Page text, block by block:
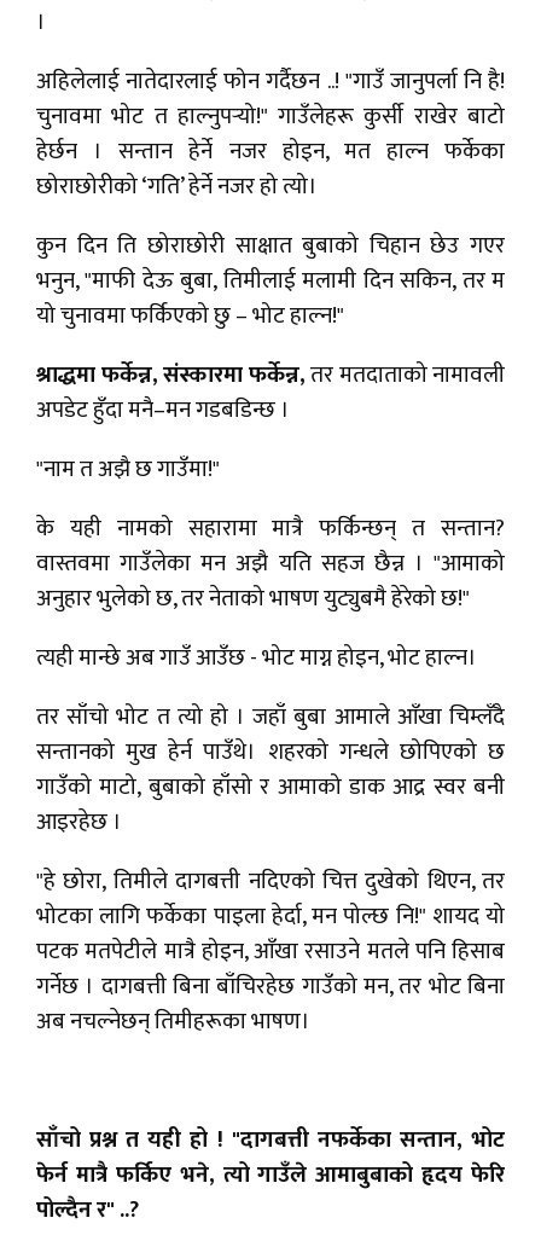
।
अहिलेलाई नातेदारलाई फोन गर्दैछन ..! "गाउँ जानुपर्ला नि है!
चुनावमा भोट त हाल्नुपर्‍यो!" गाउँलेहरू कुर्सी राखेर बाटो
हेर्छन । सन्तान हेर्ने नजर होइन, मत हाल्न फर्केका
छोराछोरीको ‘गति’ हेर्ने नजर हो त्यो।
कुन दिन ति छोराछोरी साक्षात बुबाको चिहान छेउ गएर
भनुन, "माफी देऊ बुबा, तिमीलाई मलामी दिन सकिन, तर म
यो चुनावमा फर्किएको छु – भोट हाल्न!"
श्राद्धमा फर्केन्न, संस्कारमा फर्केन्न,तर मतदाताको नामावली
अपडेट हुँदा मनै–मन गडबडिन्छ ।
"नाम त अझै छ गाउँमा!"
के यही नामको सहारामा मात्रै फर्किन्छन् त सन्तान?
वास्तवमा गाउँलेका मन अझै यति सहज छैन्न । "आमाको
अनुहार भुलेको छ, तर नेताको भाषण युट्युबमै हेरेको छ!"
त्यही मान्छे अब गाउँ आउँछ - भोट माग्न होइन, भोट हाल्न।
तर साँचो भोट त त्यो हो । जहाँ बुबा आमाले आँखा चिम्लँदै
सन्तानको मुख हेर्न पाउँथे। शहरको गन्धले छोपिएको छ
गाउँको माटो, बुबाको हाँसो र आमाको डाक आद्र स्वर बनी
आइरहेछ ।
"हे छोरा, तिमीले दागबत्ती नदिएको चित्त दुखेको थिएन, तर
भोटका लागि फर्केका पाइला हेर्दा, मन पोल्छ नि!" शायद यो
पटक मतपेटीले मात्रै होइन, आँखा रसाउने मतले पनि हिसाब
गर्नेछ । दागबत्ती बिना बाँचिरहेछ गाउँको मन, तर भोट बिना
अब नचल्नेछन् तिमीहरूका भाषण।
साँचो प्रश्न त यही हो ! "दागबत्ती नफर्केका सन्तान, भोट
फेर्न मात्रै फर्किए भने, त्यो गाउँले आमाबुबाको हृदय फेरि
पोल्दैन र" ..?